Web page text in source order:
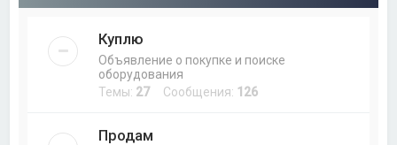
Куплю
Объявление о покупке и поиске
оборудования
Темы: 27Сообщения: 126
Продам